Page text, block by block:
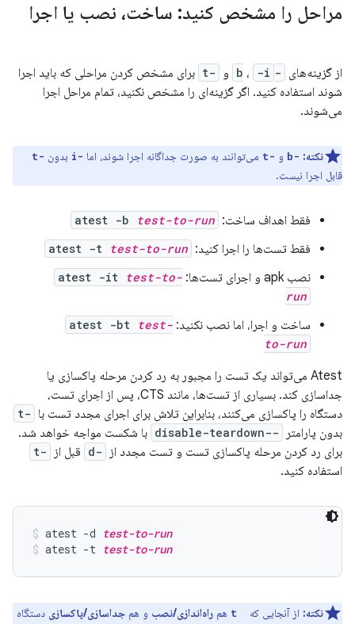
مراحل را مشخص کنید: ساخت، نصب یا اجرا
از گزینه‌های -b ، -i و -t
برای مشخص کردن مراحلی که باید اجرا
شوند استفاده کنید. اگر گزینه‌ای را مشخص نکنید، تمام مراحل اجرا
می‌شوند.
نکته: -b و -t می‌توانند به صورت جداگانه اجرا شوند، اما -i بدون -t
قابل اجرا نیست.
فقط اهداف ساخت: atest -b test-to-run
فقط تست‌ها را اجرا کنید: atest -t test-to-run
نصب apk و اجرای تست‌ها: atest -it test-to-
run
ساخت و اجرا، اما نصب نکنید: atest -bt test-
to-run
Atest می‌تواند یک تست را مجبور به رد کردن مرحله پاکسازی یا
جداسازی کند. بسیاری از تست‌ها، مانند CTS، پس از اجرای تست،
دستگاه را پاکسازی می‌کنند، بنابراین تلاش برای اجرای مجدد تست با -t
بدون پارامتر --disable-teardown
با شکست مواجه خواهد شد.
برای رد کردن مرحله پاکسازی تست و تست مجدد از
-d قبل از -t
استفاده کنید.
atest -d test-to-run
atest -t test-to-run
نکته: از آنجایی که راه‌اندازی/نصب و هم جداسازی/پاکسازی دستگاه